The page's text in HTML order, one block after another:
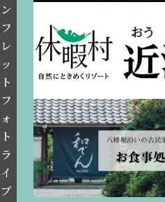
ン
フ
レ
ッ
ト
フ
ォ
ト
ラ
イ
ブ